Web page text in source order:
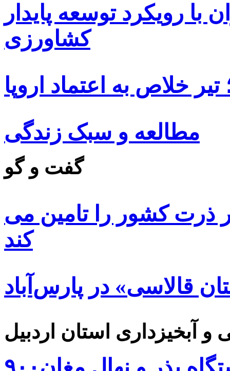
با رویکرد توسعه پایدار
کشاورزی
خلاص به اعتماد اروپا
مطالعه و سبک زندگی
گفت و گو
۸۵ درصد بذر ذرت کشور را تامین می
کند
قالاسی» در پارس‌آباد